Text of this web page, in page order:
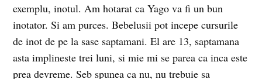
exemplu, inotul. Am hotarat ca Yago va fi un bun
inotator. Si am purces. Bebelusii pot incepe cursurile
de inot de pe la sase saptamani. El are 13, saptamana
asta implineste trei luni, si mie mi se parea ca inca este
prea devreme. Seb spunea ca nu, nu trebuie sa